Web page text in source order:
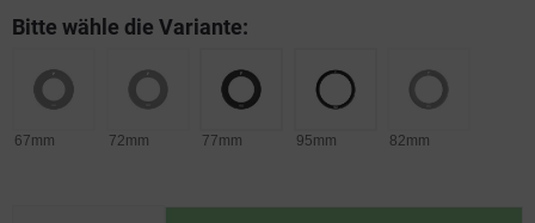
Bitte wähle die Variante:
67mm 72mm 77mm 95mm 82mm